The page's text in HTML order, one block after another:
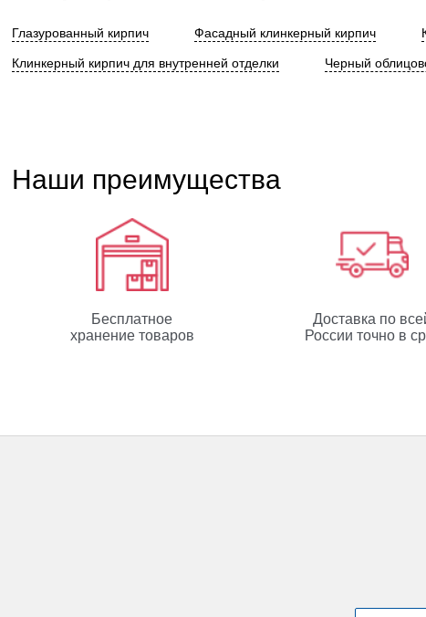
Глазурованный кирпич Фасадный клинкерный кирпич
Клинкерный кирпич для внутренней отделки Черный
Наши преимущества
Бесплатное
хранение товаров
Доставка по
России точно в